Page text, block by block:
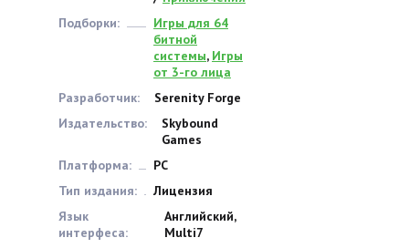
Подборки:
Игры для 64
битной
системы, Игры
от 3-го лица
Разработчик:
Serenity Forge
Издательство:
Skybound
Games
Платформа:
PC
Тип издания:
Лицензия
Язык
интерфеса:
Английский,
Multi7